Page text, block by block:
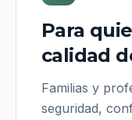
Para
calidad
Familias y
seguridad,